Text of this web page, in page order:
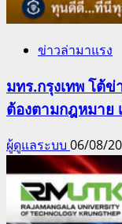
ข่าวล่ามาแรง
มทร.กรุงเทพ โต้
ต้องตามกฎหมาย
ผู้ดูแลระบบ 06/08/